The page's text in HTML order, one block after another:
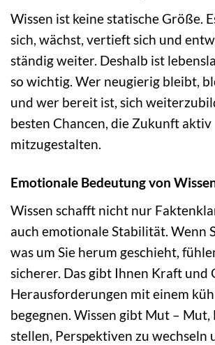
Wissen ist keine statische Größe.
sich, wächst, vertieft sich und
ständig weiter. Deshalb ist
so wichtig. Wer neugierig bleibt,
und wer bereit ist, sich
besten Chancen, die Zukunft aktiv
mitzugestalten.
Emotionale Bedeutung von
Wissen schafft nicht nur
auch emotionale Stabilität. Wenn
was um Sie herum geschieht,
sicherer. Das gibt Ihnen Kraft und
Herausforderungen mit einem
begegnen. Wissen gibt Mut – Mut,
stellen, Perspektiven zu wechseln